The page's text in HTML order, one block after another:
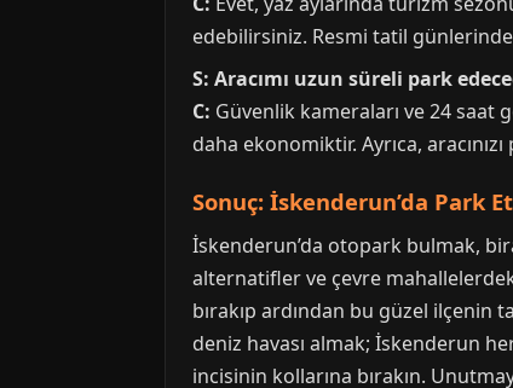
edebilirsiniz. Resmi tatil
S: Aracımı uzun süreli park
C: Güvenlik kameraları ve 24 saat
daha ekonomiktir. Ayrıca,
Sonuç: İskenderun’da Park
İskenderun’da otopark bulmak,
alternatifler ve çevre
bırakıp ardından bu güzel ilçenin
deniz havası almak; İskenderun
incisinin kollarına bırakın.